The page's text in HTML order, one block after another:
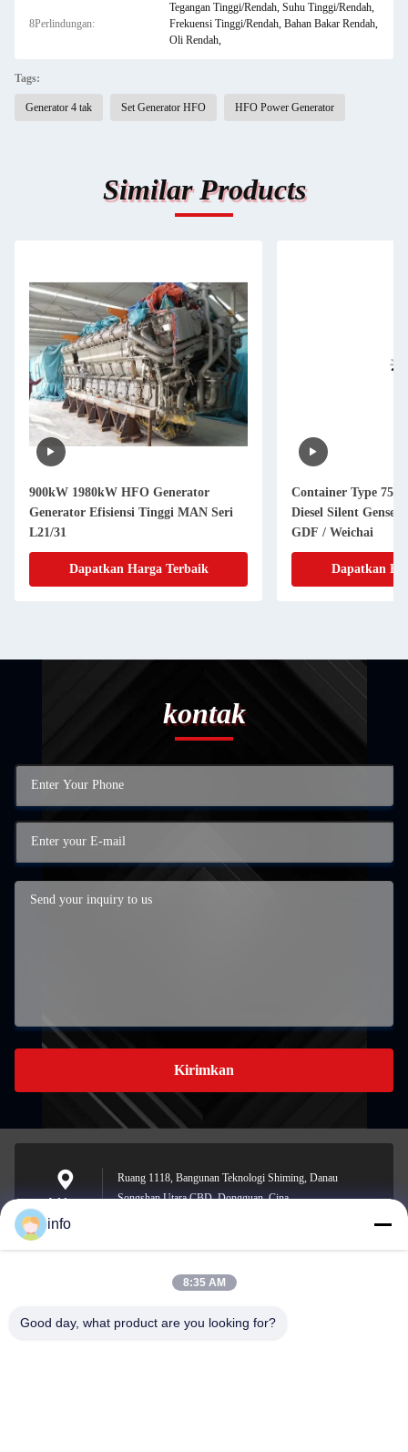
8Perlindungan:
Tegangan Tinggi/Rendah, Suhu Tinggi/Rendah,
Frekuensi Tinggi/Rendah, Bahan Bakar Rendah,
Oli Rendah,
Tags:
Generator 4 tak Set Generator HFO HFO Power Generator
Similar Products
900kW 1980kW HFO Generator
Generator Efisiensi Tinggi MAN Seri
L21/31
Dapatkan Harga Terbaik
Container Type
Diesel Silent Genset
GDF / Weichai
Dapatkan
kontak
Kirimkan
Address
Ruang 1118, Bangunan Teknologi Shiming, Danau
Songshan Utara CBD, Dongguan, Cina
info@gdpowerplus.com
info
8:35 AM
Good day, what product are you looking for?